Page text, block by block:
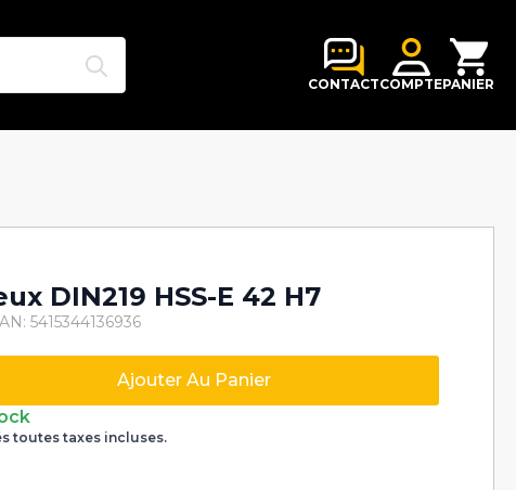
CONTACTCOMPTEPANIER
DIN219 HSS-E 42 H7
5415344136936
Ajouter Au Panier
toutes taxes incluses.